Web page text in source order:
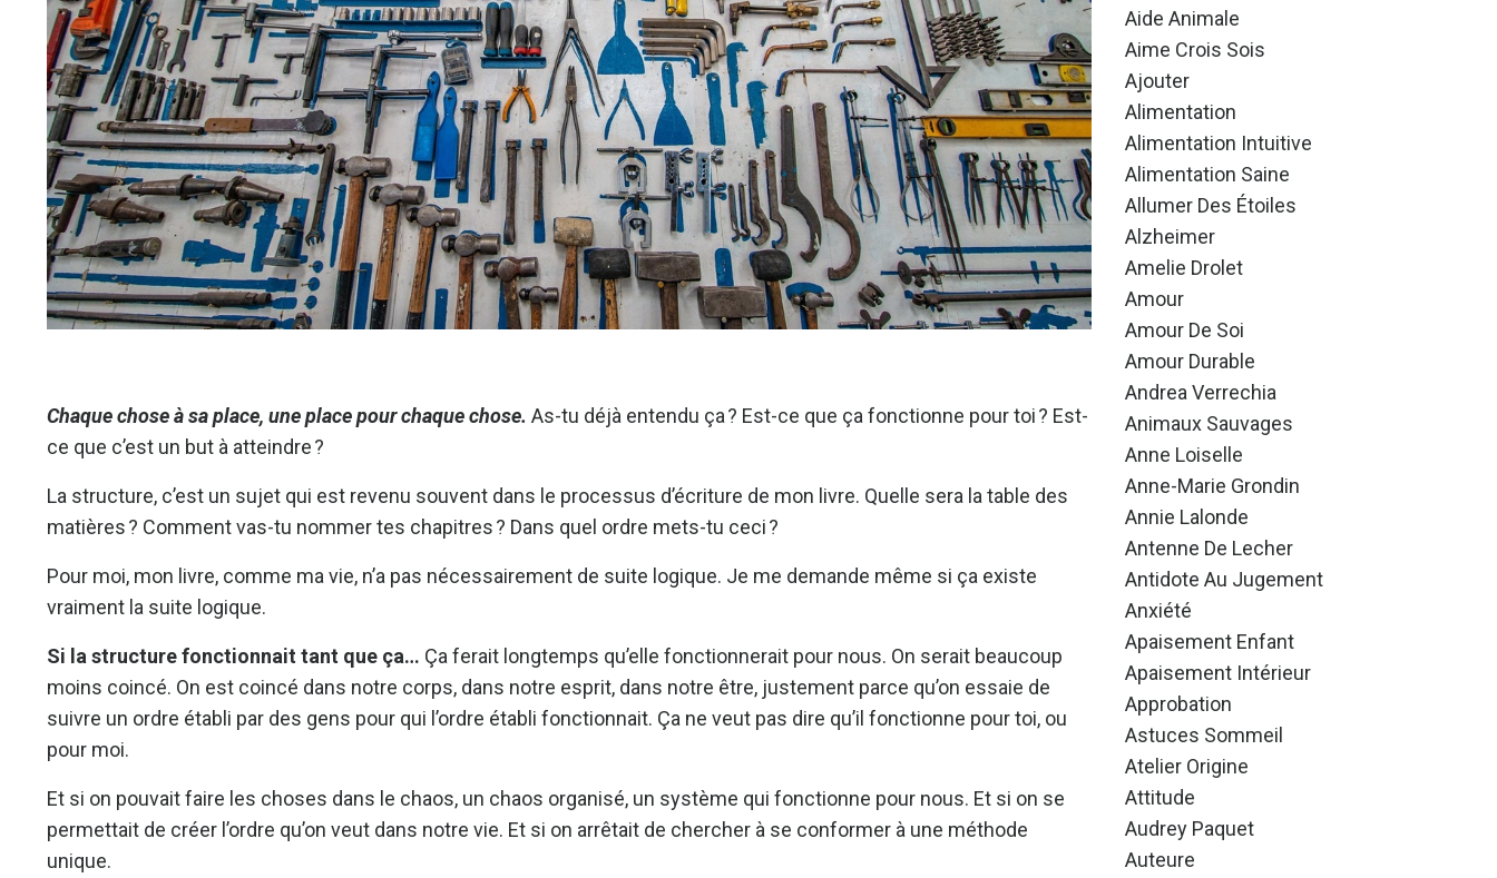
Chaque chose à sa place, une place pour chaque chose. As-tu déjà entendu ça ? Est-ce que ça fonctionne pour toi ? Est-
ce que c’est un but à atteindre ?
La structure, c’est un sujet qui est revenu souvent dans le processus d’écriture de mon livre. Quelle sera la table des
matières ? Comment vas-tu nommer tes chapitres ? Dans quel ordre mets-tu ceci ?
Pour moi, mon livre, comme ma vie, n’a pas nécessairement de suite logique. Je me demande même si ça existe
vraiment la suite logique.
Si la structure fonctionnait tant que ça… Ça ferait longtemps qu’elle fonctionnerait pour nous. On serait beaucoup
moins coincé. On est coincé dans notre corps, dans notre esprit, dans notre être, justement parce qu’on essaie de
suivre un ordre établi par des gens pour qui l’ordre établi fonctionnait. Ça ne veut pas dire qu’il fonctionne pour toi, ou
pour moi.
Et si on pouvait faire les choses dans le chaos, un chaos organisé, un système qui fonctionne pour nous. Et si on se
permettait de créer l’ordre qu’on veut dans notre vie. Et si on arrêtait de chercher à se conformer à une méthode
unique.
Aide Animale
Aime Crois Sois
Ajouter
Alimentation
Alimentation Intuitive
Alimentation Saine
Allumer Des Étoiles
Alzheimer
Amelie Drolet
Amour
Amour De Soi
Amour Durable
Andrea Verrechia
Animaux Sauvages
Anne Loiselle
Anne-Marie Grondin
Annie Lalonde
Antenne De Lecher
Antidote Au Jugement
Anxiété
Apaisement Enfant
Apaisement Intérieur
Approbation
Astuces Sommeil
Atelier Origine
Attitude
Audrey Paquet
Auteure